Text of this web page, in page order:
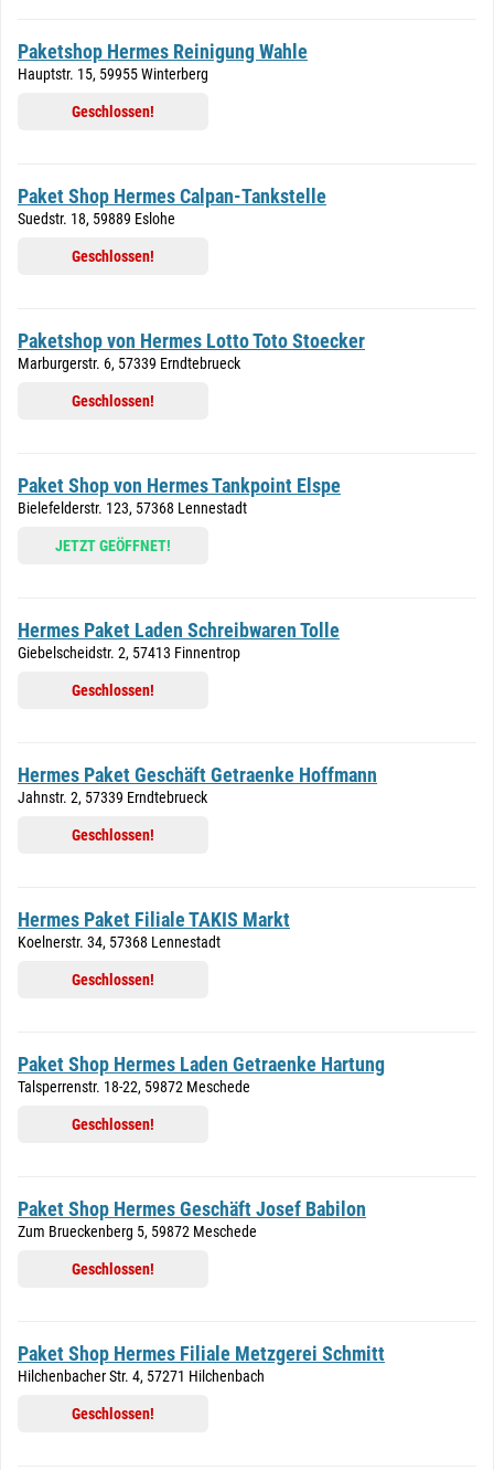
Paketshop Hermes Reinigung Wahle
Hauptstr. 15, 59955 Winterberg
Geschlossen!
Paket Shop Hermes Calpan-Tankstelle
Suedstr. 18, 59889 Eslohe
Geschlossen!
Paketshop von Hermes Lotto Toto Stoecker
Marburgerstr. 6, 57339 Erndtebrueck
Geschlossen!
Paket Shop von Hermes Tankpoint Elspe
Bielefelderstr. 123, 57368 Lennestadt
JETZT GEÖFFNET!
Hermes Paket Laden Schreibwaren Tolle
Giebelscheidstr. 2, 57413 Finnentrop
Geschlossen!
Hermes Paket Geschäft Getraenke Hoffmann
Jahnstr. 2, 57339 Erndtebrueck
Geschlossen!
Hermes Paket Filiale TAKIS Markt
Koelnerstr. 34, 57368 Lennestadt
Geschlossen!
Paket Shop Hermes Laden Getraenke Hartung
Talsperrenstr. 18-22, 59872 Meschede
Geschlossen!
Paket Shop Hermes Geschäft Josef Babilon
Zum Brueckenberg 5, 59872 Meschede
Geschlossen!
Paket Shop Hermes Filiale Metzgerei Schmitt
Hilchenbacher Str. 4, 57271 Hilchenbach
Geschlossen!